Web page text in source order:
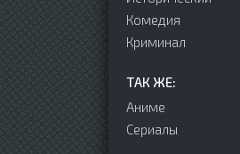
Комедия
Криминал
ТАК ЖЕ:
Аниме
Сериалы